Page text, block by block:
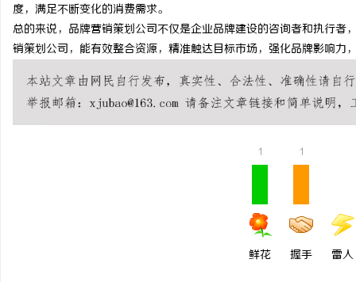
度，满足不断变化的消费需求。
总的来说，品牌营销策划公司不仅是企业品牌建设的咨询者和执行
销策划公司，能有效整合资源，精准触达目标市场，强化品牌影响力
1
鲜花
1
握手 雷人